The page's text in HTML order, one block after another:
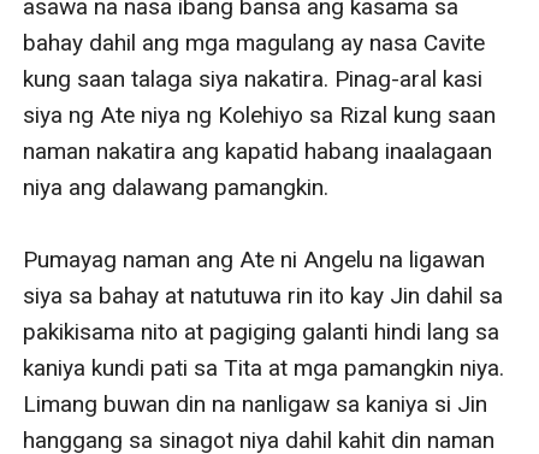
asawa na nasa ibang bansa ang kasama sa
bahay dahil ang mga magulang ay nasa Cavite
kung saan talaga siya nakatira. Pinag-aral kasi
siya ng Ate niya ng Kolehiyo sa Rizal kung saan
naman nakatira ang kapatid habang inaalagaan
niya ang dalawang pamangkin.
Pumayag naman ang Ate ni Angelu na ligawan
siya sa bahay at natutuwa rin ito kay Jin dahil sa
pakikisama nito at pagiging galanti hindi lang sa
kaniya kundi pati sa Tita at mga pamangkin niya.
Limang buwan din na nanligaw sa kaniya si Jin
hanggang sa sinagot niya dahil kahit din naman